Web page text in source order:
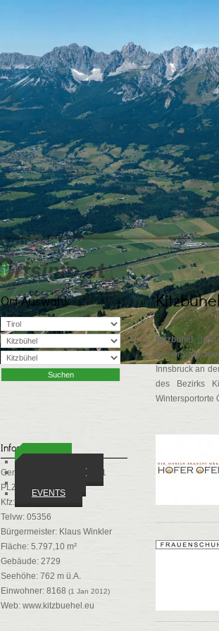
WIRTSCHAFT
EVENTS
Ort Auswahl
Infos
Gemeindekennziffer: 70411
PLZ: 6370
Kfz: KB
Telvw: 05356
Bürgermeister: Klaus Winkler
Fläche: 5.797,10 m²
Gebäude: 2729
Seehöhe: 762 m ü.A.
Einwohner: 8168 (1 Jan 2012)
Web: www.kitzbuehel.eu
Kitzbühel ,
im
Innsbruck an
des Bezirks
Wintersportorte